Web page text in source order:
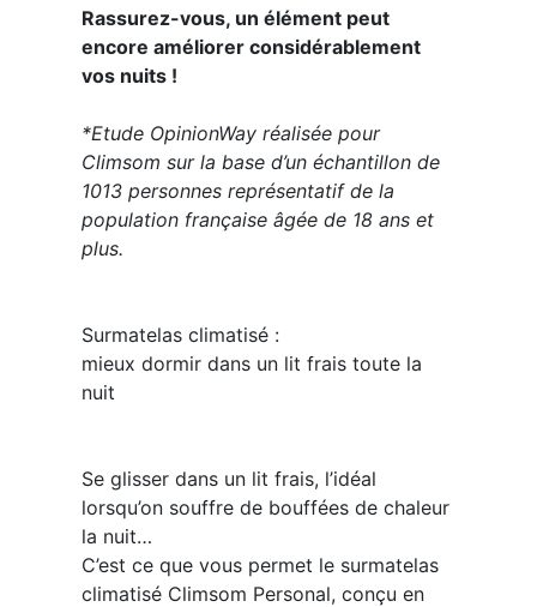
Rassurez-vous, un élément peut
encore améliorer considérablement
vos nuits !
*Etude OpinionWay réalisée pour
Climsom sur la base d’un échantillon de
1013 personnes représentatif de la
population française âgée de 18 ans et
plus.
Surmatelas climatisé :
mieux dormir dans un lit frais toute la
nuit ​​
Se glisser dans un lit frais, l’idéal
lorsqu’on souffre de bouffées de chaleur
la nuit…
C’est ce que vous permet le surmatelas
climatisé Climsom Personal, conçu en